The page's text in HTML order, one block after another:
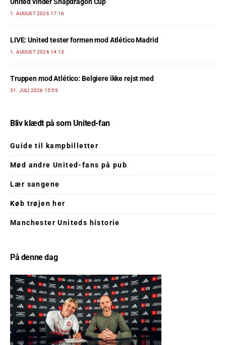
1. AUGUST 2026 17:16
LIVE: United tester formen mod Atlético Madrid
1. AUGUST 2026 14:13
Truppen mod Atlético: Belgiere ikke rejst med
31. JULI 2026 15:59
Bliv klædt på som United-fan
Guide til kampbilletter
Mød andre United-fans på pub
Lær sangene
Køb trøjen her
Manchester Uniteds historie
På denne dag